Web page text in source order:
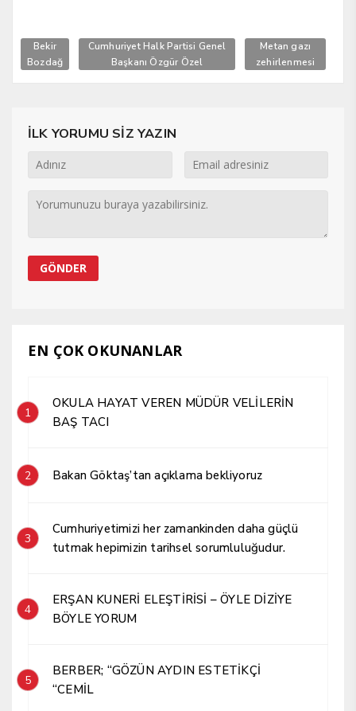
Bekir
Bozdağ
Cumhuriyet Halk Partisi Genel
Başkanı Özgür Özel
Metan gazı
zehirlenmesi
İLK YORUMU SİZ YAZIN
EN ÇOK OKUNANLAR
1
OKULA HAYAT VEREN MÜDÜR VELİLERİN
BAŞ TACI
2 Bakan Göktaş’tan açıklama bekliyoruz
3
Cumhuriyetimizi her zamankinden daha güçlü
tutmak hepimizin tarihsel sorumluluğudur.
4
ERŞAN KUNERİ ELEŞTİRİSİ – ÖYLE DİZİYE
BÖYLE YORUM
5
BERBER; “GÖZÜN AYDIN ESTETİKÇİ
“CEMİL